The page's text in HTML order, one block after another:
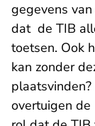
gegevens
dat de TIB
toetsen. Ook
kan zonder
overtuigen de